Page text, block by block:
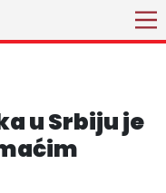
u Srbiju je